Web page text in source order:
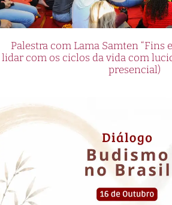
Palestra com Lama Samten “Fins
lidar com os ciclos da vida com
presencial)